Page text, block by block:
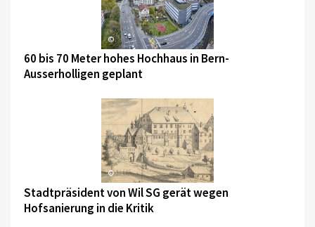
©
60 bis 70 Meter hohes Hochhaus in Bern-
Ausserholligen geplant
©
Stadtpräsident von Wil SG gerät wegen
Hofsanierung in die Kritik